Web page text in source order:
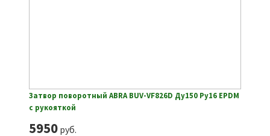
Затвор поворотный ABRA BUV-VF826D Ду150 Ру16 EPDM
с рукояткой
5950руб.